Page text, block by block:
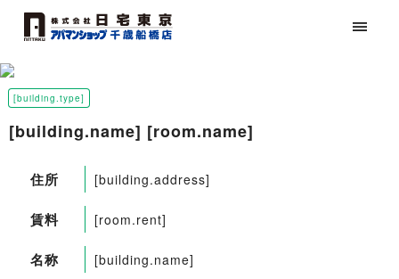
[building.type]
[building.name] [room.name]
住所 [building.address]
賃料 [room.rent]
名称 [building.name]